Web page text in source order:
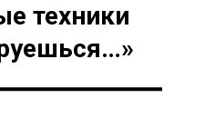
техники